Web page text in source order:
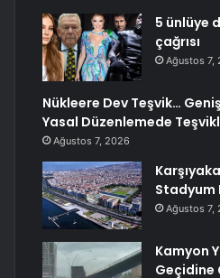
5 ünlüye
çağrısı
Ağustos 7,
Nükleere Dev Teşvik…
Yasal Düzenlemede
Ağustos 7, 2026
Stadyum
Ağustos 7,
Kamyon
Geçidine